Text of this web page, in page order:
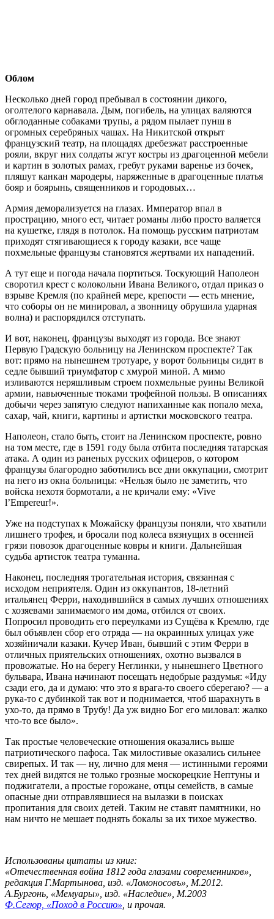
Облом
Несколько дней город пребывал в состоянии дикого,
оголтелого карнавала. Дым, погибель, на улицах валяются
обглоданные собаками трупы, а рядом пылает пунш в
огромных серебряных чашах. На Никитской открыт
французский театр, на площадях дребезжат расстроенные
рояли, вкруг них солдаты жгут костры из драгоценной мебели
и картин в золотых рамах, гребут руками варенье из бочек,
пляшут канкан мародеры, наряженные в драгоценные платья
бояр и боярынь, священников и городовых…
Армия деморализуется на глазах. Император впал в
прострацию, много ест, читает романы либо просто валяется
на кушетке, глядя в потолок. На помощь русским патриотам
приходят стягивающиеся к городу казаки, все чаще
похмельные французы становятся жертвами их нападений.
А тут еще и погода начала портиться. Тоскующий Наполеон
своротил крест с колокольни Ивана Великого, отдал приказ о
взрыве Кремля (по крайней мере, крепости — есть мнение,
что соборы он не минировал, а звонницу обрушила ударная
волна) и распорядился отступать.
И вот, наконец, французы выходят из города. Все знают
Первую Градскую больницу на Ленинском проспекте? Так
вот: прямо на нынешнем тротуаре, у ворот больницы сидит в
седле бывший триумфатор с хмурой миной. А мимо
изливаются неряшливым строем похмельные руины Великой
армии, навьюченные тюками трофейной пользы. В описаниях
добычи через запятую следуют напиханные как попало меха,
сахар, чай, книги, картины и артистки московского театра.
Наполеон, стало быть, стоит на Ленинском проспекте, ровно
на том месте, где в 1591 году была отбита последняя татарская
атака. А один из раненых русских офицеров, о котором
французы благородно заботились все дни оккупации, смотрит
на него из окна больницы: «Нельзя было не заметить, что
войска нехотя бормотали, а не кричали ему: «Vive
l’Empereur!».
Уже на подступах к Можайску французы поняли, что хватили
лишнего трофея, и бросали под колеса вязнущих в осенней
грязи повозок драгоценные ковры и книги. Дальнейшая
судьба артисток театра туманна.
Наконец, последняя трогательная история, связанная с
исходом неприятеля. Один из оккупантов, 18-летний
итальянец Ферри, находившийся в самых лучших отношениях
с хозяевами занимаемого им дома, отбился от своих.
Попросил проводить его переулками из Сущёва к Кремлю, где
был объявлен сбор его отряда — на окраинных улицах уже
хозяйничали казаки. Кучер Иван, бывший с этим Ферри в
отличных приятельских отношениях, охотно вызвался в
провожатые. Но на берегу Неглинки, у нынешнего Цветного
бульвара, Ивана начинают посещать недобрые раздумья: «Иду
сзади его, да и думаю: что это я врага-то своего сберегаю? — а
рука-то с дубинкой так вот и поднимается, чтоб шарахнуть в
ухо-то, да прямо в Трубу! Да уж видно Бог его миловал: жалко
что-то все было».
Так простые человеческие отношения оказались выше
патриотического пафоса. Так милостивые оказались сильнее
свирепых. И так — ну, лично для меня — истинными героями
тех дней видятся не только грозные москорецкие Нептуны и
поджигатели, а простые горожане, отцы семейств, в самые
опасные дни отправлявшиеся на вылазки в поисках
пропитания для своих детей. Таким не ставят памятники, но
нам ничто не мешает поднять бокалы за их тихое мужество.
Использованы цитаты из книг:
«Отечественная война 1812 года глазами современников»,
редакция Г.Мартынова, изд. «Ломоносовъ», М.2012.
А.Бургонь, «Мемуары», изд. «Наследие», М.2003
Ф.Сегюр, «Поход в Россию» , и прочая.